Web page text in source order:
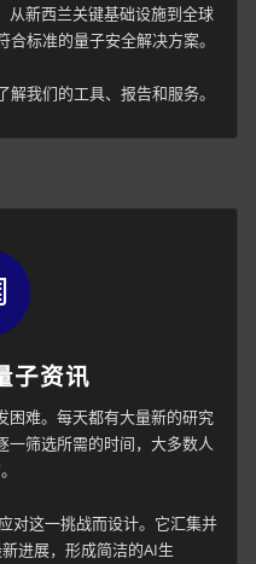
从新西兰关键基础设施到全球
标准的量子安全解决方案。
解我们的工具、报告和服务。
子资讯
困难。每天都有大量新的研究
筛选所需的时间，大多数人
对这一挑战而设计。它汇集并
进展，形成简洁的AI生